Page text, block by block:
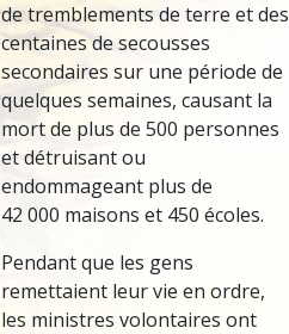
de tremblements de terre et des
centaines de secousses
secondaires sur une période de
quelques semaines, causant la
mort de plus de 500 personnes
et détruisant ou
endommageant plus de
42 000 maisons et 450 écoles.
Pendant que les gens
remettaient leur vie en ordre,
les ministres volontaires ont